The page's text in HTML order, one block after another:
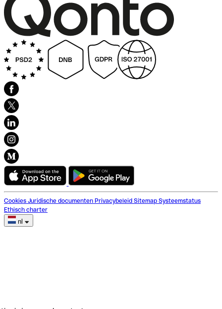
Cookies Juridische documenten Privacybeleid Sitemap Systeemstatus
Ethisch charter
nl